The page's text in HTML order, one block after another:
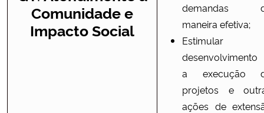
Comunidade e
Impacto Social
demandas
maneira efetiva;
Estimular
a execução
projetos e
ações de